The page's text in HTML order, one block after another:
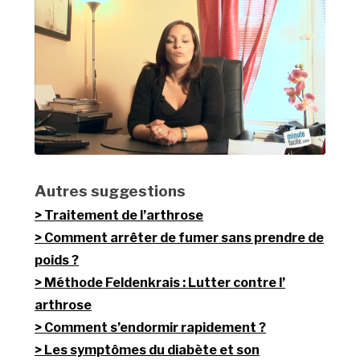
Autres suggestions
Traitement de l’arthrose
Comment arrêter de fumer sans prendre de
poids ?
Méthode Feldenkrais : Lutter contre l’
arthrose
Comment s’endormir rapidement ?
Les symptômes du diabète et son